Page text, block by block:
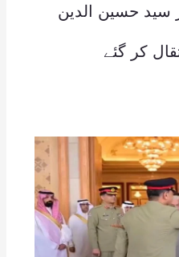
سید حسین الدین
کر گئے